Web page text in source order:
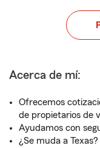
Acerca de mí:
Ofrecemos
de propietarios de
Ayudamos con
¿Se muda a